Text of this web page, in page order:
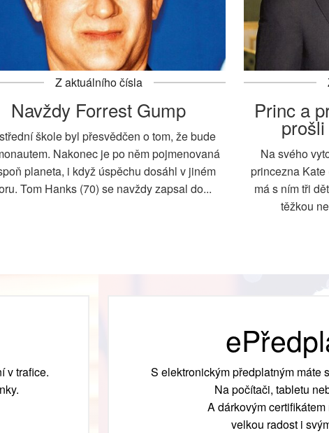
Z aktuálního čísla
Navždy Forrest Gump
škole byl přesvědčen o tom, že bude
Nakonec je po něm pojmenovaná
planeta, i když úspěchu dosáhl v jiném
Tom Hanks (70) se navždy zapsal do...
Princ a
Na svého
princezna Kate
má s ním tři
těžkou
v trafice.
S elektronickým předplatným máte
Na počítači, tabletu
A dárkovým
velkou radost i